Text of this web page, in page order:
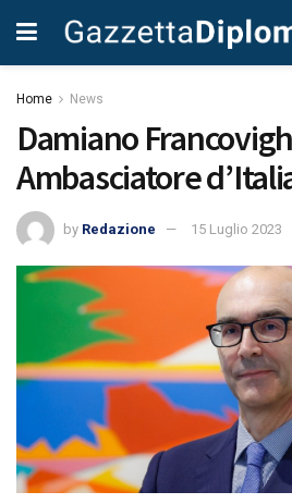
Home News
Damiano
Ambasciatore
by Redazione 15 Luglio 2023